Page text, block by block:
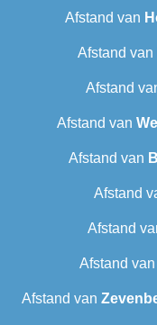
Afstand van
Afstand van
Afstand
Afstand van
Afstand van
Afstand
Afstand
Afstand van
Afstand van